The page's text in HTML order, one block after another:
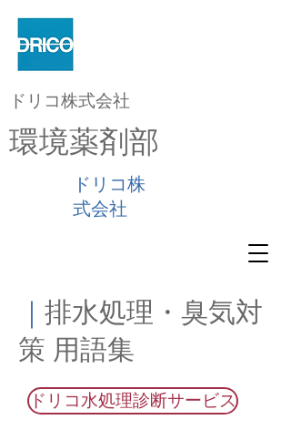
ドリコ株式会社
環境薬剤部
ドリコ株
式会社
｜ 排水処理・臭気対
策 用語集
ドリコ水処理診断サービス